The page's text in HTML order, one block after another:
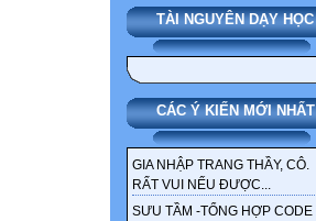
TÀI NGUYÊN DẠY HỌC
CÁC Ý KIẾN MỚI NHẤT
GIA NHẬP TRANG THẦY, CÔ.
RẤT VUI NẾU ĐƯỢC...
SƯU TẦM -TỔNG HỢP CODE